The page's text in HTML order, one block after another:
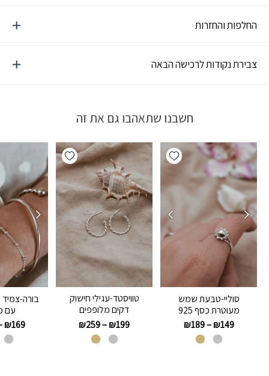
החלפות והחזרות
צבירת נקודות לרכישה הבאה
חשבנו שתאהבו גם את זה
Add wishlist
סוליי-טבעת שמש
מעוטרת כסף 925
₪149
–
₪189
Add wishlist
טוויסטד-עגילי חישוק
דקים מלופפים
₪199
–
₪259
בורה-צמיד
עם
₪169